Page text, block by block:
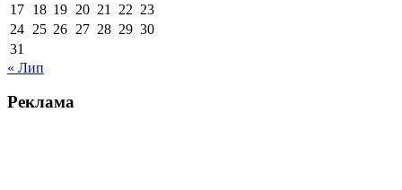
17 18 19 20 21 22 23
24 25 26 27 28 29 30
31
« Лип
Реклама